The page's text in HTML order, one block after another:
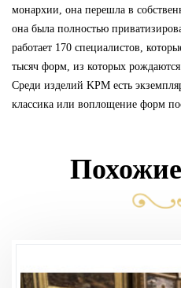
монархии, она перешла в
она была полностью
работает 170 специалистов,
тысяч форм, из которых
Среди изделий KPM есть
классика или воплощение форм